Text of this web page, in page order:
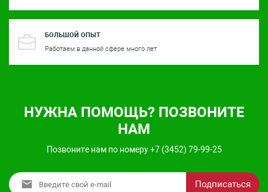
БОЛЬШОЙ ОПЫТ
Работаем в данной сфере много лет
НУЖНА ПОМОЩЬ? ПОЗВОНИТЕ
НАМ
Позвоните нам по номеру +7 (3452) 79-99-25
Подписаться